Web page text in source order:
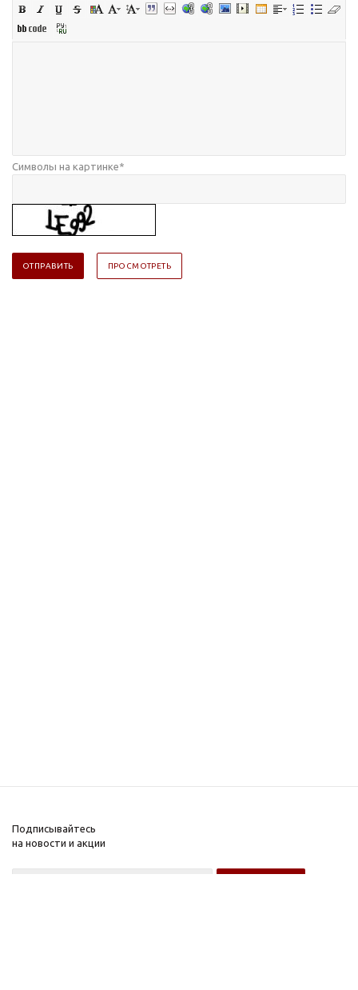
Символы на картинке*
Подписывайтесь
на новости и акции